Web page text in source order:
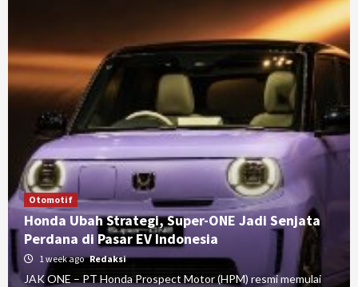
Otomotif
Honda Ubah Strategi, Super-ONE Jadi Senjata
Perdana di Pasar EV Indonesia
1 week ago Redaksi
JAK ONE – PT Honda Prospect Motor (HPM) resmi memulai